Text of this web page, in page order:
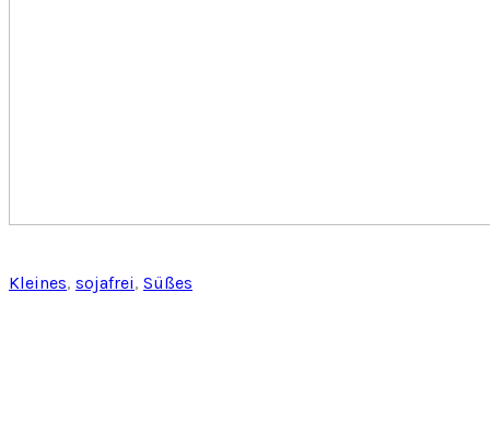
Kleines, sojafrei, Süßes